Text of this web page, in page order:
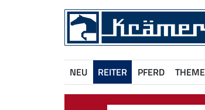
NEU REITER PFERD